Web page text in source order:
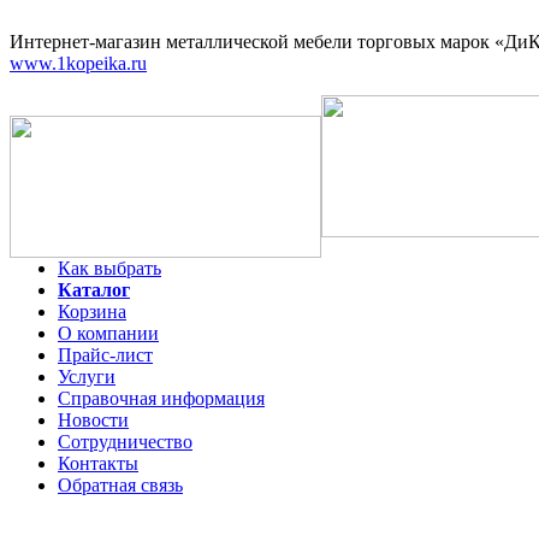
Интернет-магазин металлической мебели торговых марок
www.1kopeika.ru
Как выбрать
Каталог
Корзина
О компании
Прайс-лист
Услуги
Справочная информация
Новости
Сотрудничество
Контакты
Обратная связь